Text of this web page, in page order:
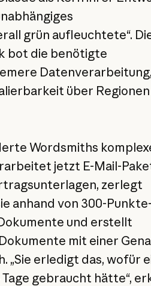
grün aufleuchtete“.
bot die benötigte
Datenverarbeitung,
über Regionen
Wordsmiths
jetzt E-Mail-
zerlegt
anhand von 300-Punkte-
und erstellt
mit einer
„Sie erledigt das, wofür
gebraucht hätte“,